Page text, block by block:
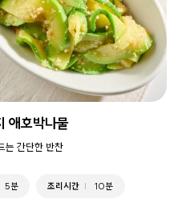
애호박나물
는 간단한 반찬
5분 조리시간 10분